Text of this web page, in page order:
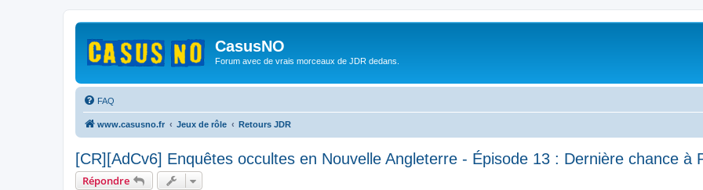
CasusNO
Forum avec de vrais morceaux de JDR dedans.
FAQ
www.casusno.fr Jeux de rôle Retours JDR
[CR][AdCv6] Enquêtes occultes en Nouvelle Angleterre - Épisode 13 : Dernière chance à
Répondre